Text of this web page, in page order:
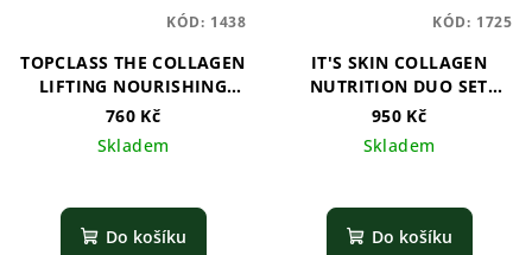
TOPCLASS THE COLLAGEN
LIFTING NOURISHING
CREAM - 50ML *TUBE*
760 Kč
Skladem
Do košíku
KÓD: 1438
IT'S SKIN COLLAGEN
NUTRITION DUO SET
(CREAM/EYE CREAM)
950 Kč
Skladem
Do košíku
KÓD: 1725